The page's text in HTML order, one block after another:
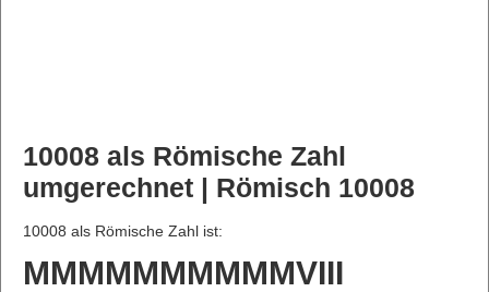
10008 als Römische Zahl
umgerechnet | Römisch 10008
10008 als Römische Zahl ist:
MMMMMMMMMMVIII